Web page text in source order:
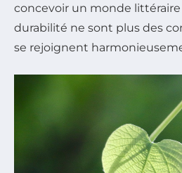
concevoir un monde
durabilité ne sont plus des
se rejoignent